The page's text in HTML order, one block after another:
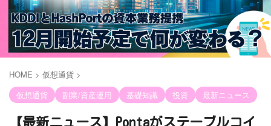
HOME > 仮想通貨 >
仮想通貨
副業/資産運用 基礎知識 投資 最新ニュース
【最新ニュース】Pontaがステーブルコイ